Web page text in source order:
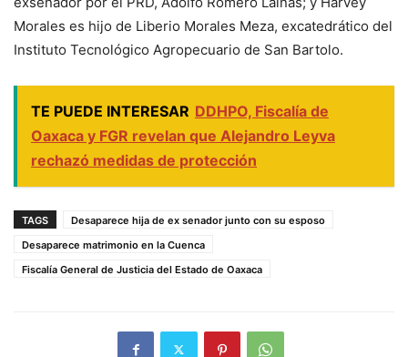
Morales es hijo de Liberio Morales Meza, excatedrático del
Instituto Tecnológico Agropecuario de San Bartolo.
TE PUEDE INTERESAR DDHPO, Fiscalía de
Oaxaca y FGR revelan que Alejandro Leyva
rechazó medidas de protección
TAGS
Desaparece hija de ex senador junto con su esposo
Desaparece matrimonio en la Cuenca
Fiscalía General de Justicia del Estado de Oaxaca